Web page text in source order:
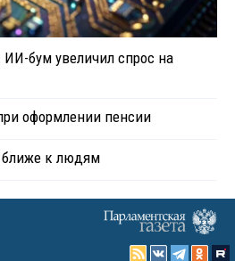
ИИ-бум увеличил спрос на
оформлении пенсии
ближе к людям